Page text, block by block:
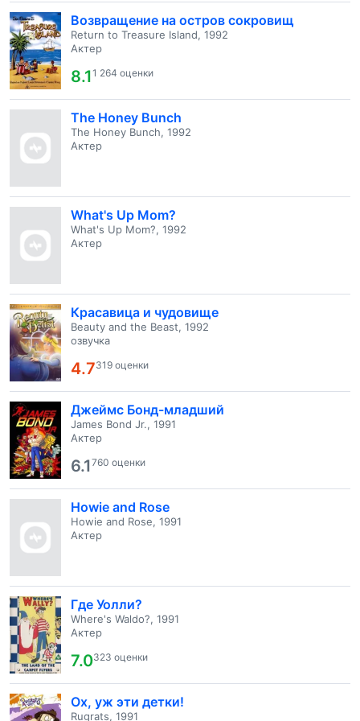
Возвращение на остров сокровищ
Return to Treasure Island, 1992
Актер
8.11 264 оценки
The Honey Bunch
The Honey Bunch, 1992
Актер
What's Up Mom?
What's Up Mom?, 1992
Актер
Красавица и чудовище
Beauty and the Beast, 1992
озвучка
4.7319 оценки
Джеймс Бонд-младший
James Bond Jr., 1991
Актер
6.1760 оценки
Howie and Rose
Howie and Rose, 1991
Актер
Где Уолли?
Where's Waldo?, 1991
Актер
7.0323 оценки
Ох, уж эти детки!
Rugrats, 1991